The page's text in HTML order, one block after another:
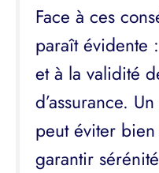
Face à ces
paraît évidente
et à la validité
d’assurance.
peut éviter
garantir